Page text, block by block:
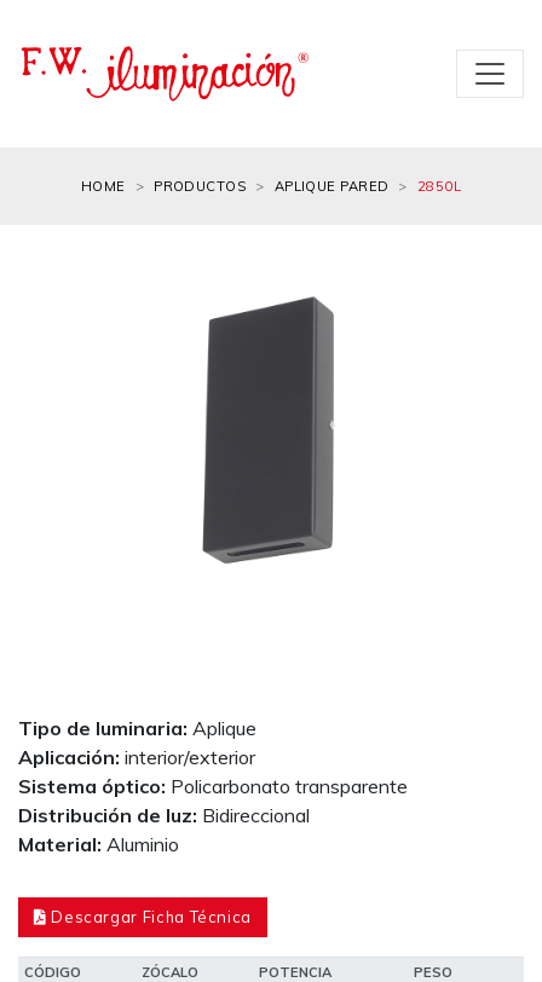
HOME PRODUCTOS APLIQUE PARED 2850L
Tipo de luminaria: Aplique
Aplicación: interior/exterior
Sistema óptico: Policarbonato transparente
Distribución de luz: Bidireccional
Material: Aluminio
Descargar Ficha Técnica
CÓDIGO ZÓCALO POTENCIA
PESO